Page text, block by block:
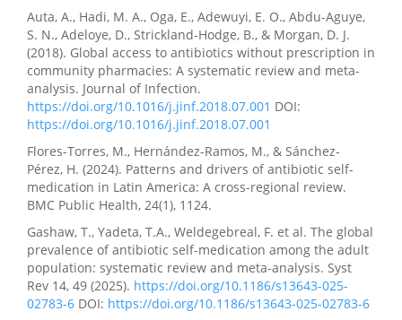
Olga Mercedes Vinces Escobar, Nataly Scarlet Romero
Condo, Mauricio Alfredo Guillen Godoy (2026)
Automedicación con Ampibex: un problema de salud
pública en el norte del Ecuador. Salud Medicina e
Innovación Journal, 4(2), 132.
Janeth Yolanda Angamarca-Yupa, Katherine Geovanna
Estrategia de gestión intercultural para el
abastecimiento de insumos médicos en comunidades
Shuar y Achuar del cantón Taisha. Revista Científica
Zambos, 5(1), 183.
10.69484/rcz/v5/n1/159
Auta, A., Hadi, M. A., Oga, E., Adewuyi, E. O., Abdu-Aguye,
S. N., Adeloye, D., Strickland-Hodge, B., & Morgan, D. J.
(2018). Global access to antibiotics without prescription in
community pharmacies: A systematic review and meta-
analysis. Journal of Infection.
https://doi.org/10.1016/j.jinf.2018.07.001 DOI:
https://doi.org/10.1016/j.jinf.2018.07.001
Flores-Torres, M., Hernández-Ramos, M., & Sánchez-
Pérez, H. (2024). Patterns and drivers of antibiotic self-
medication in Latin America: A cross-regional review.
BMC Public Health, 24(1), 1124.
Gashaw, T., Yadeta, T.A., Weldegebreal, F. et al. The global
prevalence of antibiotic self-medication among the adult
population: systematic review and meta-analysis. Syst
Rev 14, 49 (2025). https://doi.org/10.1186/s13643-025-
02783-6 DOI: https://doi.org/10.1186/s13643-025-02783-6